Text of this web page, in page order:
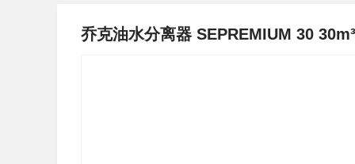
乔克油水分离器 SEPREMIUM 30